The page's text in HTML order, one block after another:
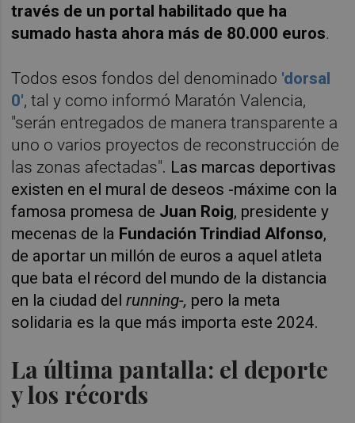
través de un portal habilitado que ha
sumado hasta ahora más de 80.000 euros.
Todos esos fondos del denominado 'dorsal
0', tal y como informó Maratón Valencia,
"serán entregados de manera transparente a
uno o varios proyectos de reconstrucción de
las zonas afectadas". Las marcas deportivas
existen en el mural de deseos -máxime con la
famosa promesa de Juan Roig, presidente y
mecenas de la Fundación Trindiad Alfonso,
de aportar un millón de euros a aquel atleta
que bata el récord del mundo de la distancia
en la ciudad delrunning-, pero la meta
solidaria es la que más importa este 2024.
La última pantalla: el deporte
y los récords